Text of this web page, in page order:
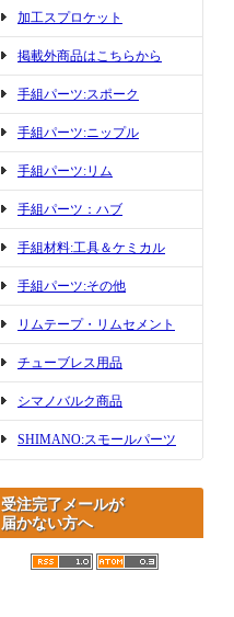
加工スプロケット
掲載外商品はこちらから
手組パーツ:スポーク
手組パーツ:ニップル
手組パーツ:リム
手組パーツ：ハブ
手組材料:工具＆ケミカル
手組パーツ:その他
リムテープ・リムセメント
チューブレス用品
シマノバルク商品
SHIMANO:スモールパーツ
受注完了メールが
届かない方へ